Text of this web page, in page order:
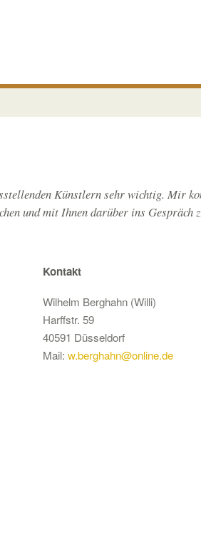
Künstlern sehr wichtig. Mir
und mit Ihnen darüber ins Gespräch
Kontakt
Wilhelm Berghahn (Willi)
Harffstr. 59
40591 Düsseldorf
Mail:w.berghahn@online.de